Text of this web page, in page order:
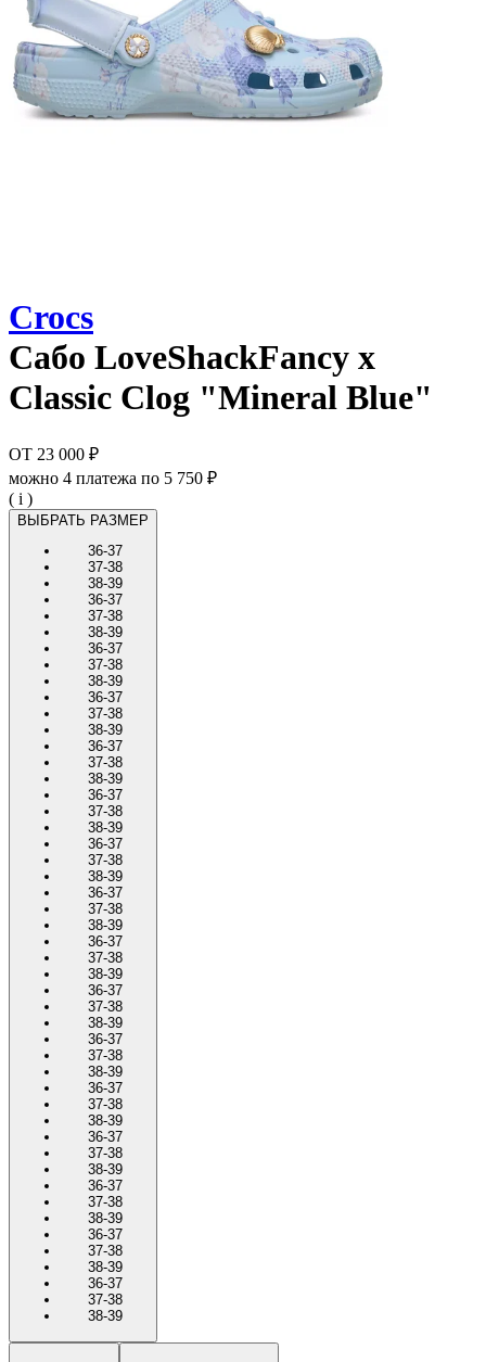
Crocs
Сабо LoveShackFancy x
Classic Clog "Mineral Blue"
ОТ 23 000 ₽
можно 4 платежа по 5 750 ₽
( i )
ВЫБРАТЬ РАЗМЕР
36-37
37-38
38-39
36-37
37-38
38-39
36-37
37-38
38-39
36-37
37-38
38-39
36-37
37-38
38-39
36-37
37-38
38-39
36-37
37-38
38-39
36-37
37-38
38-39
36-37
37-38
38-39
36-37
37-38
38-39
36-37
37-38
38-39
36-37
37-38
38-39
36-37
37-38
38-39
36-37
37-38
38-39
36-37
37-38
38-39
36-37
37-38
38-39